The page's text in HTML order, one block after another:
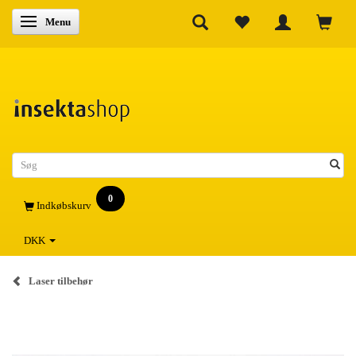
Skifte navigation
Menu
Indkøbskurv
0
DKK
Laser tilbehør